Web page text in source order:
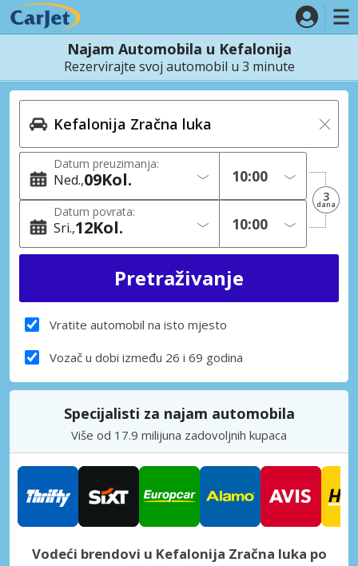
Najam Automobila u Kefalonija
Rezervirajte svoj automobil u 3 minute
Datum preuzimanja:
Ned. 09Kol.
Datum povrata:
Sri. 12Kol.
3
dana
Vratite automobil na isto mjesto
Vozač u dobi između 26 i 69 godina
Specijalisti za najam automobila
Više od 17.9 milijuna zadovoljnih kupaca
Vodeći brendovi u Kefalonija Zračna luka po